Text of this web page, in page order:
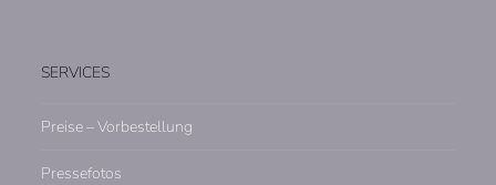
SERVICES
Preise – Vorbestellung
Pressefotos